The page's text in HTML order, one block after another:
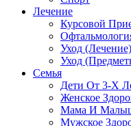
Лечение
Курсовой
Уход (Лечение)
Уход
Семья
Дети От 3-Х
Женское
Мама И
Мужское